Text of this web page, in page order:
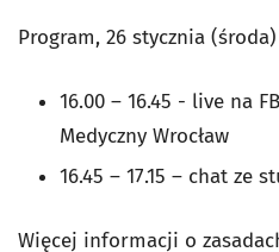
Program, 26 stycznia (środa)
16.00 – 16.45 - live na
Medyczny Wrocław
16.45 – 17.15 – chat ze
Więcej informacji o